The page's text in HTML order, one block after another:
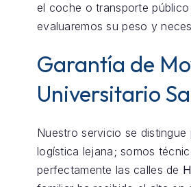
el coche o transporte
evaluaremos su peso y
Garantía de
Universitario
Nuestro servicio se
logística lejana; somos
perfectamente las calles de